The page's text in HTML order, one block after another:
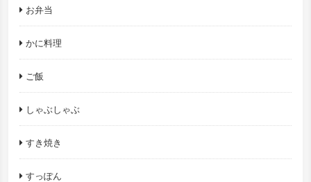
お弁当
かに料理
ご飯
しゃぶしゃぶ
すき焼き
すっぽん